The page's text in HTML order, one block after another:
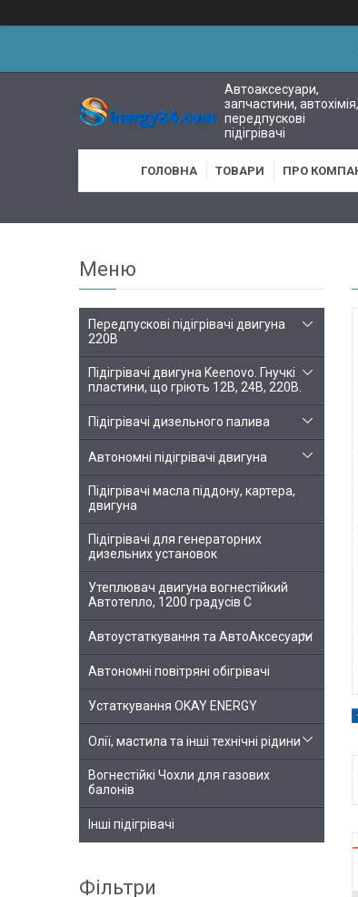
Автоаксесуари,
запчастини, автохімія,
передпускові
підігрівачі
ГОЛОВНА ТОВАРИ ПРО
Передпускові підігрівачі двигуна
220В
Підігрівачі двигуна Keenovo. Гнучкі
пластини, що гріють 12В, 24В, 220В.
Підігрівачі дизельного палива
Автономні підігрівачі двигуна
Підігрівачі масла піддону, картера,
двигуна
Підігрівачі для генераторних
дизельних установок
Утеплювач двигуна вогнестійкий
Автотепло, 1200 градусів С
Автоустаткування та АвтоАксесуари
Автономні повітряні обігрівачі
Устаткування OKAY ENERGY
Олії, мастила та інші технічні рідини
Вогнестійкі Чохли для газових
балонів
Інші підігрівачі
Фільтри